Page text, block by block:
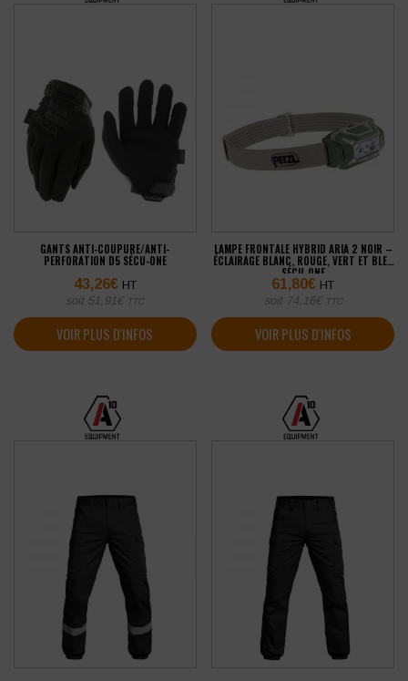
GANTS ANTI-COUPURE/ANTI-
PERFORATION D5 SÉCU-ONE
43,26€ HT
soit 51,91 € TTC
VOIR PLUS D'INFOS
LAMPE FRONTALE HYBRID ARIA 2 NOIR –
ÉCLAIRAGE BLANC, ROUGE, VERT ET BLEU
SÉCU-ONE
61,80€ HT
soit 74,16€ TTC
VOIR PLUS D'INFOS